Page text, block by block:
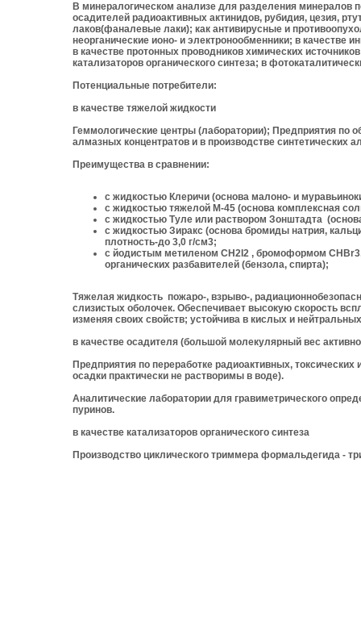
В минералогическом анализе для разделения минералов
осадителей радиоактивных актинидов, рубидия, цезия,
лаков(фаналевые лаки); как антивирусные и
неорганические ионо- и электронообменники; в качестве
в качестве протонных проводников химических
катализаторов органического синтеза; в
Потенциальные потребители:
в качестве тяжелой жидкости
Геммологические центры (лаборатории); Предприятия
алмазных концентратов и в производстве синтетических
Преимущества в сравнении:
с жидкостью Клеричи (основа малоно- и
с жидкостью тяжелой М-45 (основа комплексная
с жидкостью Туле или раствором Зонштадта
с жидкостью Зиракс (основа бромиды натрия,
плотность-до 3,0 г/см3;
с йодистым метиленом СH2I2 , бромоформом СНВr3,
органических разбавителей (бензола, спирта);
Тяжелая жидкость пожаро-, взрыво-,
слизистых оболочек. Обеспечивает высокую скорость
изменяя своих свойств; устойчива в кислых и
в качестве осадителя (большой молекулярный вес
Предприятия по переработке радиоактивных,
осадки практически не растворимы в воде).
Аналитические лаборатории для гравиметрического
пуринов.
в качестве катализаторов органического синтеза
Производство циклического триммера формальдегида -